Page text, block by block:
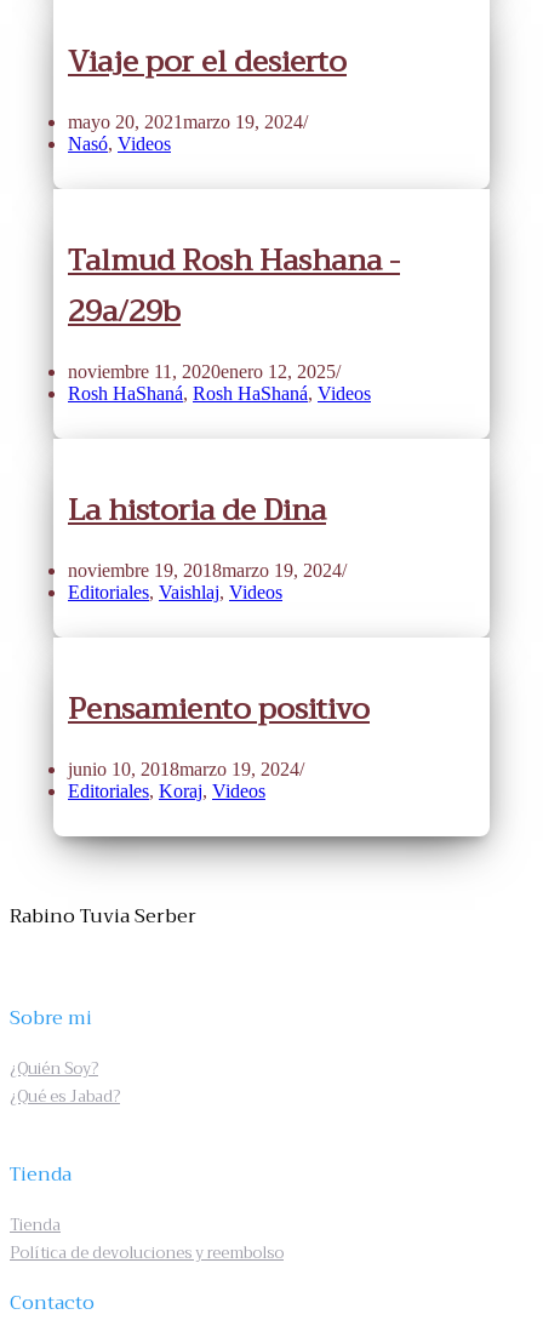
Viaje por el desierto
mayo 20, 2021marzo 19, 2024
Nasó, Videos
Talmud Rosh Hashana -
29a/29b
noviembre 11, 2020enero 12, 2025
Rosh HaShaná, Rosh HaShaná, Videos
La historia de Dina
noviembre 19, 2018marzo 19, 2024
Editoriales, Vaishlaj, Videos
Pensamiento positivo
junio 10, 2018marzo 19, 2024
Editoriales, Koraj, Videos
Rabino Tuvia Serber
Sobre mi
¿Quién Soy?
¿Qué es Jabad?
Tienda
Tienda
Política de devoluciones y reembolso
Contacto